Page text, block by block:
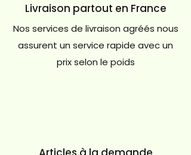
Livraison partout en France
Nos services de livraison agréés nous
assurent un service rapide avec un
prix selon le poids